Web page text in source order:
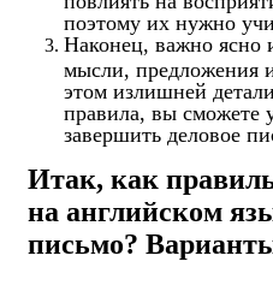
поэтому их нужно
Наконец, важно ясно
мысли, предложения
этом излишней
правила, вы сможете
завершить деловое
Итак, как
на английском
письмо?